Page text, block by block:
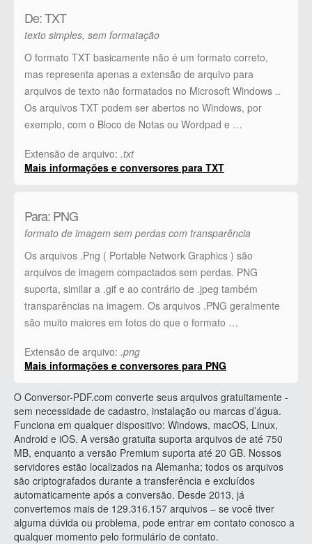
De: TXT
texto simples, sem formatação
O formato TXT basicamente não é um formato correto,
mas representa apenas a extensão de arquivo para
arquivos de texto não formatados no Microsoft Windows ..
Os arquivos TXT podem ser abertos no Windows, por
exemplo, com o Bloco de Notas ou Wordpad e …
Extensão de arquivo: .txt
Mais informações e conversores para TXT
Para: PNG
formato de imagem sem perdas com transparência
Os arquivos .Png ( Portable Network Graphics ) são
arquivos de imagem compactados sem perdas. PNG
suporta, similar a .gif e ao contrário de .jpeg também
transparências na imagem. Os arquivos .PNG geralmente
são muito maiores em fotos do que o formato …
Extensão de arquivo: .png
Mais informações e conversores para PNG
O Conversor-PDF.com converte seus arquivos gratuitamente -
sem necessidade de cadastro, instalação ou marcas d’água.
Funciona em qualquer dispositivo: Windows, macOS, Linux,
Android e iOS. A versão gratuita suporta arquivos de até 750
MB, enquanto a versão Premium suporta até 20 GB. Nossos
servidores estão localizados na Alemanha; todos os arquivos
são criptografados durante a transferência e excluídos
automaticamente após a conversão. Desde 2013, já
convertemos mais de 129.316.157 arquivos – se você tiver
alguma dúvida ou problema, pode entrar em contato conosco a
qualquer momento pelo formulário de contato.